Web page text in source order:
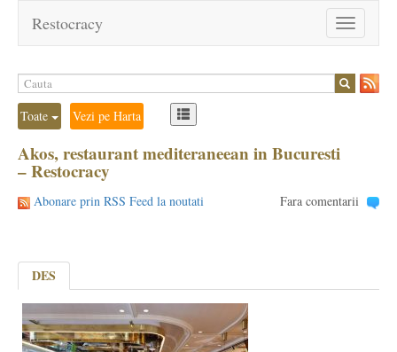
Toggle
navigation
Restocracy
Toate Vezi pe Harta
Akos, restaurant mediteraneean in Bucuresti
– Restocracy
Abonare prin RSS Feed la noutati Fara comentarii
DES